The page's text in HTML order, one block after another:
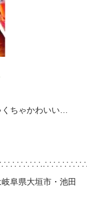
ちゃかわいい…
阜県大垣市・池田